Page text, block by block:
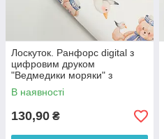
Лоскуток. Ранфорс digital з
цифровим друком
"Ведмедики моряки" з
маяками та компасами на
білому № РЦ - 3250, 70*240
см
В наявності
130,90 ₴